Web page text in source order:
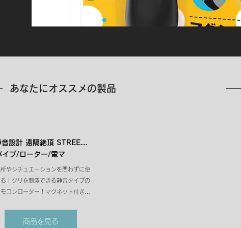
​あなたにオススメの製品
音設計 遠隔絶頂 STREET
CLIFIT［ストリート
ータークリフィット］
イブ/ローター/電マ
所やシチュエーションを問わずに使
る！クリを刺激できる静音タイプの
モコンローター！マグネット付きな
型ながらもパワフルなローターはリ
商品を見る